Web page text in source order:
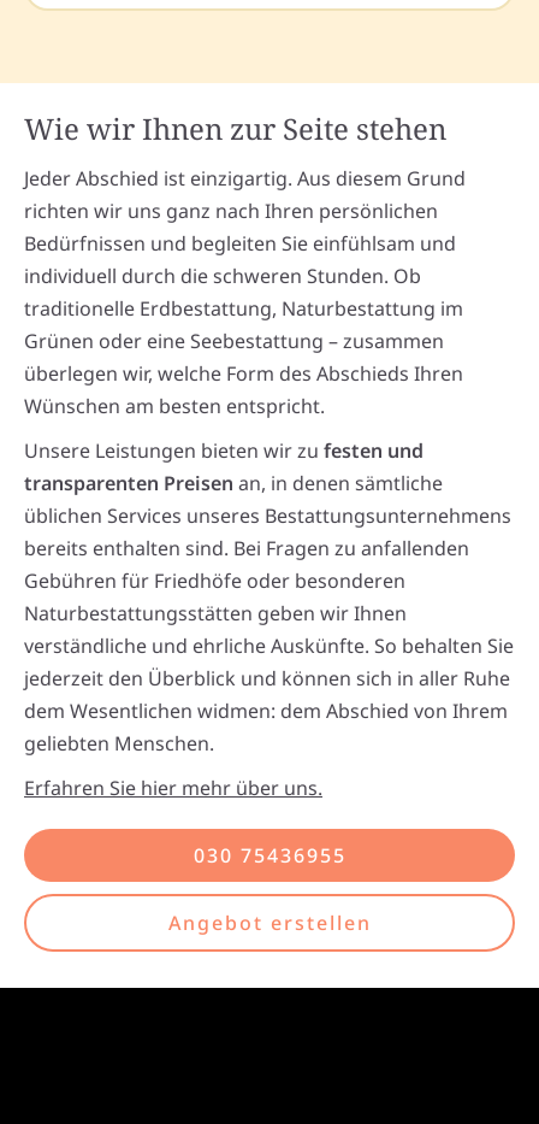
Wie wir Ihnen zur Seite stehen
Jeder Abschied ist einzigartig. Aus diesem Grund
richten wir uns ganz nach Ihren persönlichen
Bedürfnissen und begleiten Sie einfühlsam und
individuell durch die schweren Stunden. Ob
traditionelle Erdbestattung, Naturbestattung im
Grünen oder eine Seebestattung – zusammen
überlegen wir, welche Form des Abschieds Ihren
Wünschen am besten entspricht.
Unsere Leistungen bieten wir zu festen und
transparenten Preisen an, in denen sämtliche
üblichen Services unseres Bestattungsunternehmens
bereits enthalten sind. Bei Fragen zu anfallenden
Gebühren für Friedhöfe oder besonderen
Naturbestattungsstätten geben wir Ihnen
verständliche und ehrliche Auskünfte. So behalten Sie
jederzeit den Überblick und können sich in aller Ruhe
dem Wesentlichen widmen: dem Abschied von Ihrem
geliebten Menschen.
Erfahren Sie hier mehr über uns.
030 75436955
Angebot erstellen